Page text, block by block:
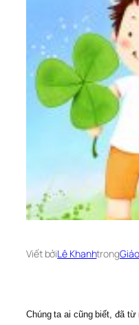
Viết bởiLê Khanhtrong
Chúng ta ai cũng biết, đã